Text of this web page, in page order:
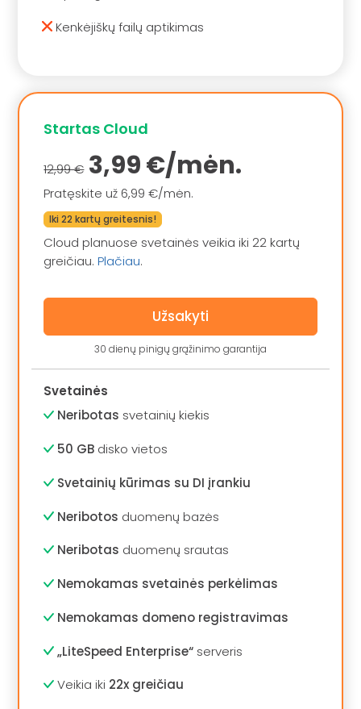
Kenkėjiškų failų aptikimas
Startas Cloud
12,99 €3,99 €/mėn.
Pratęskite už 6,99 €/mėn.
Iki 22 kartų greitesnis!
Cloud planuose svetainės veikia iki 22 kartų
greičiau.Plačiau.
Užsakyti
30 dienų pinigų grąžinimo garantija
Svetainės
Neribotas svetainių kiekis
50 GB disko vietos
Svetainių kūrimas su DI įrankiu
Neribotos duomenų bazės
Neribotas duomenų srautas
Nemokamas svetainės perkėlimas
Nemokamas domeno registravimas
„LiteSpeed Enterprise“ serveris
Veikia iki 22x greičiau